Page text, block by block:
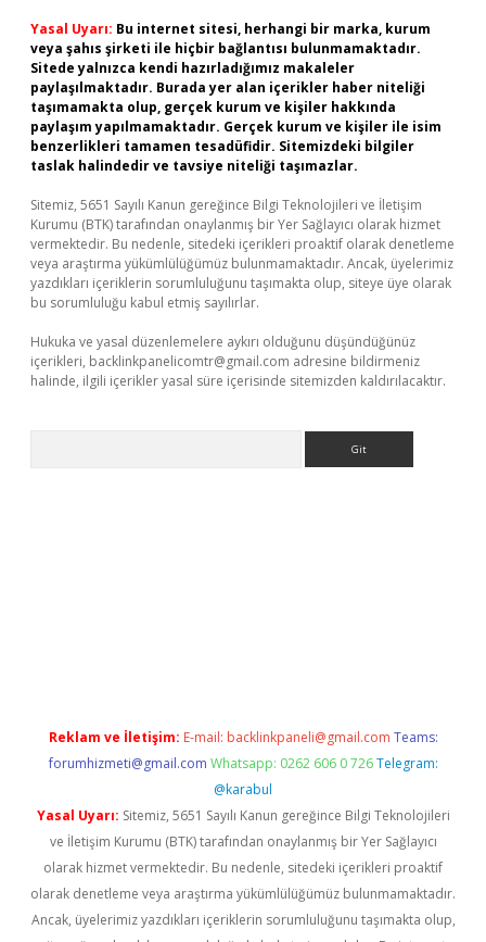
Yasal Uyarı: Bu internet sitesi, herhangi bir marka, kurum
veya şahıs şirketi ile hiçbir bağlantısı bulunmamaktadır.
Sitede yalnızca kendi hazırladığımız makaleler
paylaşılmaktadır. Burada yer alan içerikler haber niteliği
taşımamakta olup, gerçek kurum ve kişiler hakkında
paylaşım yapılmamaktadır. Gerçek kurum ve kişiler ile isim
benzerlikleri tamamen tesadüfidir. Sitemizdeki bilgiler
taslak halindedir ve tavsiye niteliği taşımazlar.
Sitemiz, 5651 Sayılı Kanun gereğince Bilgi Teknolojileri ve İletişim
Kurumu (BTK) tarafından onaylanmış bir Yer Sağlayıcı olarak hizmet
vermektedir. Bu nedenle, sitedeki içerikleri proaktif olarak denetleme
veya araştırma yükümlülüğümüz bulunmamaktadır. Ancak, üyelerimiz
yazdıkları içeriklerin sorumluluğunu taşımakta olup, siteye üye olarak
bu sorumluluğu kabul etmiş sayılırlar.
Hukuka ve yasal düzenlemelere aykırı olduğunu düşündüğünüz
içerikleri, backlinkpanelicomtr@gmail.com adresine bildirmeniz
halinde, ilgili içerikler yasal süre içerisinde sitemizden kaldırılacaktır.
Reklam ve İletişim: E-mail: backlinkpaneli@gmail.com Teams:
forumhizmeti@gmail.com Whatsapp: 0262 606 0 726 Telegram:
@karabul
Yasal Uyarı: Sitemiz, 5651 Sayılı Kanun gereğince Bilgi Teknolojileri
ve İletişim Kurumu (BTK) tarafından onaylanmış bir Yer Sağlayıcı
olarak hizmet vermektedir. Bu nedenle, sitedeki içerikleri proaktif
olarak denetleme veya araştırma yükümlülüğümüz bulunmamaktadır.
Ancak, üyelerimiz yazdıkları içeriklerin sorumluluğunu taşımakta olup,